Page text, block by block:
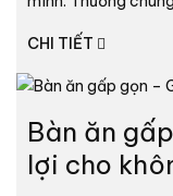
CHI TIẾT
Bàn ăn
lợi cho